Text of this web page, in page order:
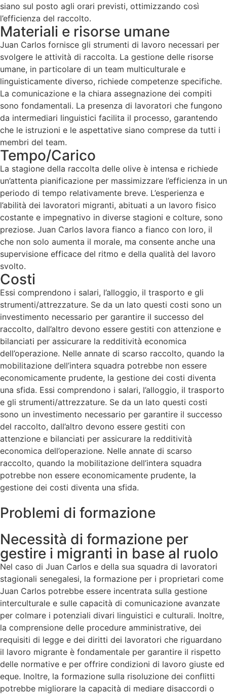
siano sul posto agli orari previsti, ottimizzando così
l’efficienza del raccolto.
Materiali e risorse umane
Juan Carlos fornisce gli strumenti di lavoro necessari per
svolgere le attività di raccolta. La gestione delle risorse
umane, in particolare di un team multiculturale e
linguisticamente diverso, richiede competenze specifiche.
La comunicazione e la chiara assegnazione dei compiti
sono fondamentali. La presenza di lavoratori che fungono
da intermediari linguistici facilita il processo, garantendo
che le istruzioni e le aspettative siano comprese da tutti i
membri del team.
Tempo/Carico
La stagione della raccolta delle olive è intensa e richiede
un’attenta pianificazione per massimizzare l’efficienza in un
periodo di tempo relativamente breve. L’esperienza e
l’abilità dei lavoratori migranti, abituati a un lavoro fisico
costante e impegnativo in diverse stagioni e colture, sono
preziose. Juan Carlos lavora fianco a fianco con loro, il
che non solo aumenta il morale, ma consente anche una
supervisione efficace del ritmo e della qualità del lavoro
svolto.
Costi
Essi comprendono i salari, l’alloggio, il trasporto e gli
strumenti/attrezzature. Se da un lato questi costi sono un
investimento necessario per garantire il successo del
raccolto, dall’altro devono essere gestiti con attenzione e
bilanciati per assicurare la redditività economica
dell’operazione. Nelle annate di scarso raccolto, quando la
mobilitazione dell’intera squadra potrebbe non essere
economicamente prudente, la gestione dei costi diventa
una sfida. Essi comprendono i salari, l’alloggio, il trasporto
e gli strumenti/attrezzature. Se da un lato questi costi
sono un investimento necessario per garantire il successo
del raccolto, dall’altro devono essere gestiti con
attenzione e bilanciati per assicurare la redditività
economica dell’operazione. Nelle annate di scarso
raccolto, quando la mobilitazione dell’intera squadra
potrebbe non essere economicamente prudente, la
gestione dei costi diventa una sfida.
Problemi di formazione
Necessità di formazione per
gestire i migranti in base al ruolo
Nel caso di Juan Carlos e della sua squadra di lavoratori
stagionali senegalesi, la formazione per i proprietari come
Juan Carlos potrebbe essere incentrata sulla gestione
interculturale e sulle capacità di comunicazione avanzate
per colmare i potenziali divari linguistici e culturali. Inoltre,
la comprensione delle procedure amministrative, dei
requisiti di legge e dei diritti dei lavoratori che riguardano
il lavoro migrante è fondamentale per garantire il rispetto
delle normative e per offrire condizioni di lavoro giuste ed
eque. Inoltre, la formazione sulla risoluzione dei conflitti
potrebbe migliorare la capacità di mediare disaccordi o